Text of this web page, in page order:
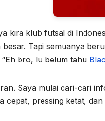
kira klub futsal di
besar. Tapi semuanya
bro, lu belum tahu
Saya mulai cari-cari
cepat, pressing ketat,